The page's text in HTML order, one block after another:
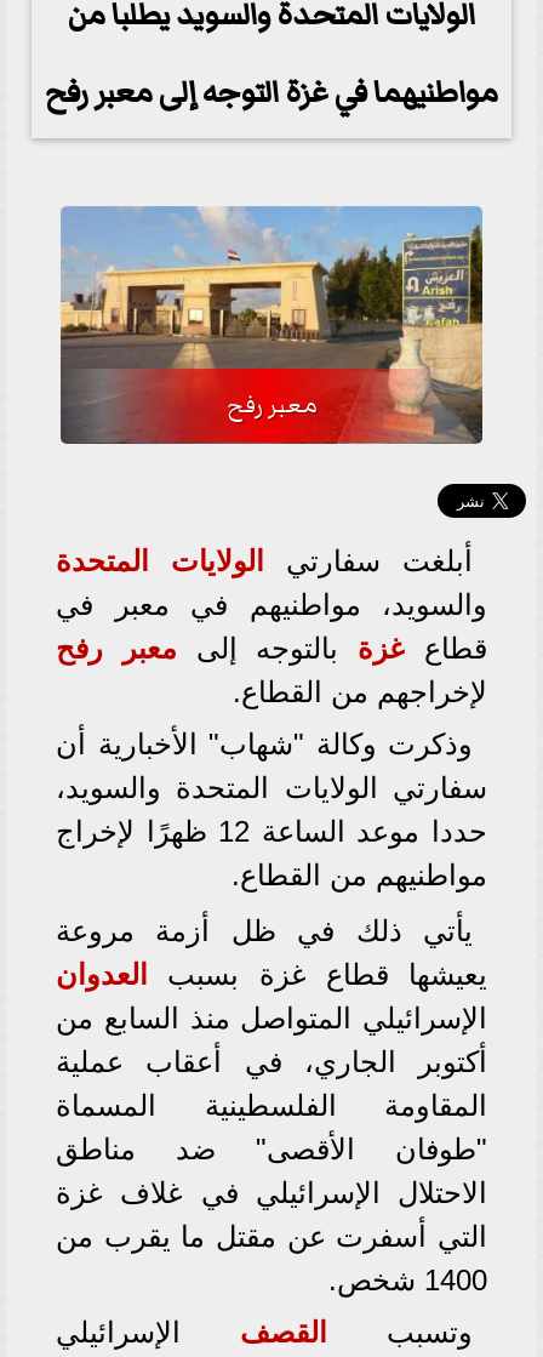
الولايات المتحدة والسويد يطلبا من
مواطنيهما في غزة التوجه إلى معبر رفح
معبر رفح
أبلغت سفارتي
الولايات المتحدة
والسويد، مواطنيهم في معبر في
قطاع غزة بالتوجه إلى معبر رفح
لإخراجهم من القطاع.
وذكرت وكالة "شهاب" الأخبارية أن
سفارتي الولايات المتحدة والسويد،
حددا موعد الساعة 12 ظهرًا لإخراج
مواطنيهم من القطاع.
يأتي ذلك في ظل أزمة مروعة
يعيشها قطاع غزة بسبب
العدوان
الإسرائيلي المتواصل منذ السابع من
أكتوبر الجاري، في أعقاب عملية
المقاومة الفلسطينية المسماة
"طوفان الأقصى" ضد مناطق
الاحتلال الإسرائيلي في غلاف غزة
التي أسفرت عن مقتل ما يقرب من
1400 شخص.
وتسبب
القصف الإسرائيلي